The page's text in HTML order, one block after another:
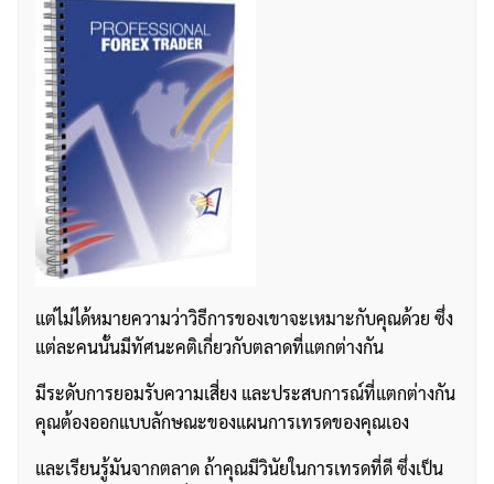
แต่ไม่ได้หมายความว่าวิธีการของเขาจะเหมาะกับคุณด้วย ซึ่ง
แต่ละคนนั้นมีทัศนะคติเกี่ยวกับตลาดที่แตกต่างกัน
มีระดับการยอมรับความเสี่ยง และประสบการณ์ที่แตกต่างกัน
คุณต้องออกแบบลักษณะของแผนการเทรดของคุณเอง
และเรียนรู้มันจากตลาด ถ้าคุณมีวินัยในการเทรดที่ดี ซึ่งเป็น